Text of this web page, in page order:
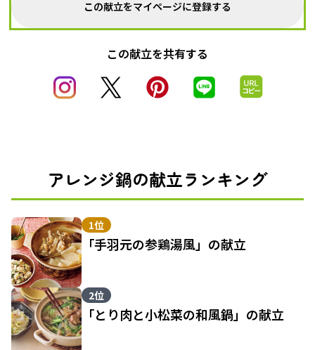
この献立をマイページに登録する
この献立を共有する
アレンジ鍋の献立ランキング
1位
「手羽元の参鶏湯風」の献立
2位
「とり肉と小松菜の和風鍋」の献立